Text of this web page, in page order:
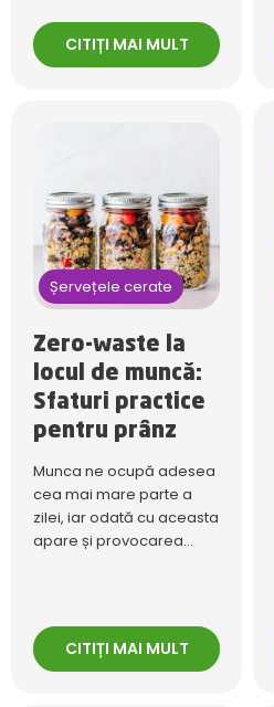
CITIȚI MAI MULT
Șervețele cerate
Zero-waste la
locul de muncă:
Sfaturi practice
pentru prânz
Munca ne ocupă adesea
cea mai mare parte a
zilei, iar odată cu aceasta
apare și provocarea...
CITIȚI MAI MULT